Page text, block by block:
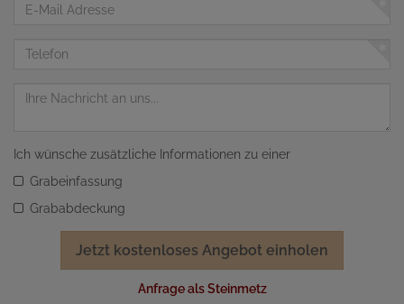
Telefon
Nachricht
Ich wünsche zusätzliche Informationen zu einer
Grabeinfassung
Grababdeckung
Jetzt kostenloses Angebot einholen
Anfrage als Steinmetz